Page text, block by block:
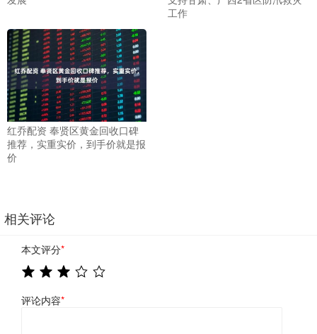
工作
红乔配资 奉贤区黄金回收口碑
推荐，实重实价，到手价就是报
价
相关评论
本文评分*
评论内容*